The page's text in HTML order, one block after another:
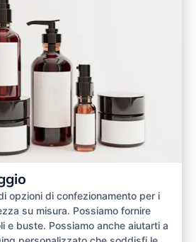
opzioni di confezionamento per i
su misura. Possiamo fornire
e buste. Possiamo anche aiutarti a